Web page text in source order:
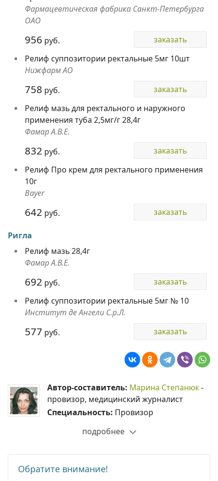
Фармацевтическая фабрика Санкт-Петербурга
ОАО
956 руб.
заказать
Релиф суппозитории ректальные 5мг 10шт
Нижфарм АО
758 руб.
заказать
Релиф мазь для ректального и наружного
применения туба 2,5мг/г 28,4г
Фамар А.В.Е.
832 руб.
заказать
Релиф Про крем для ректального применения
10г
Bayer
642 руб. заказать
Ригла
Релиф мазь 28,4г
Фамар А.В.Е.
692 руб.
заказать
Релиф суппозитории ректальные 5мг № 10
Институт де Ангели С.р.Л.
577 руб. заказать
Автор-составитель: Марина Степанюк-
провизор, медицинский журналист
Специальность: Провизор
подробнее
Обратите внимание!